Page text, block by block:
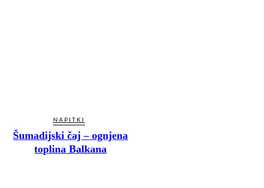
NAPITKI
Šumadijski čaj – ognjena
toplina Balkana